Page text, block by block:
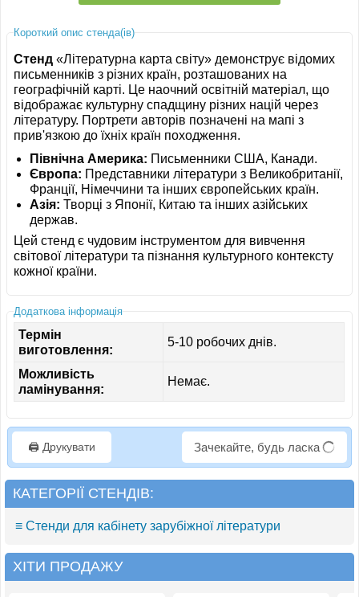
Короткий опис стенда(ів)
Стенд «Літературна карта світу» демонструє відомих
письменників з різних країн, розташованих на
географічній карті. Це наочний освітній матеріал, що
відображає культурну спадщину різних націй через
літературу. Портрети авторів позначені на мапі з
прив'язкою до їхніх країн походження.
Північна Америка: Письменники США, Канади.
Європа: Представники літератури з Великобританії,
Франції, Німеччини та інших європейських країн.
Азія: Творці з Японії, Китаю та інших азійських
держав.
Цей стенд є чудовим інструментом для вивчення
світової літератури та пізнання культурного контексту
кожної країни.
Додаткова інформація
Термін
виготовлення:
5-10 робочих днів.
Можливість
ламінування:
Немає.
🖨️ Друкувати Зачекайте, будь ласка
КАТЕГОРІЇ СТЕНДІВ:
≡ Стенди для кабінету зарубіжної літератури
ХІТИ ПРОДАЖУ